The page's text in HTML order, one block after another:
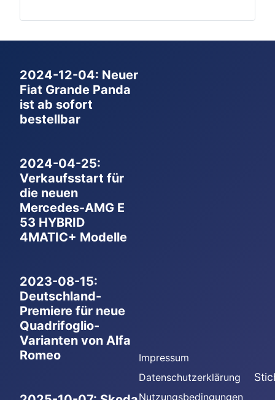
2024-12-04: Neuer
Fiat Grande Panda
ist ab sofort
bestellbar
2024-04-25:
Verkaufsstart für
die neuen
Mercedes-AMG E
53 HYBRID
4MATIC+ Modelle
2023-08-15:
Deutschland-
Premiere für neue
Quadrifoglio-
Varianten von Alfa
Romeo
Impressum
Datenschutzerklärung
Nutzungsbedingungen